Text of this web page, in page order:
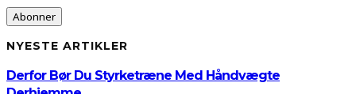
NYESTE ARTIKLER
Derfor Bør Du Styrketræne Med Håndvægte